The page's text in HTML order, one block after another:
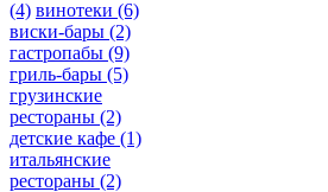
(4) винотеки (6)
виски-бары (2)
гастропабы (9)
гриль-бары (5)
грузинские
рестораны (2)
детские кафе (1)
итальянские
рестораны (2)